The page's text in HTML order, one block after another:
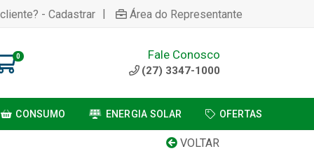
- Cadastrar | Área do Representante
0 Fale Conosco
(27) 3347-1000
CONSUMO ENERGIA SOLAR OFERTAS
VOLTAR